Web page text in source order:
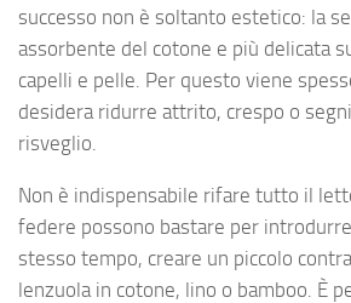
successo non è soltanto estetico: la
assorbente del cotone e più delicata
capelli e pelle. Per questo viene
desidera ridurre attrito, crespo o
risveglio.
Non è indispensabile rifare tutto il
federe possono bastare per
stesso tempo, creare un piccolo
lenzuola in cotone, lino o bamboo. È